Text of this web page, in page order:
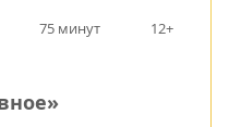
75 минут 12+